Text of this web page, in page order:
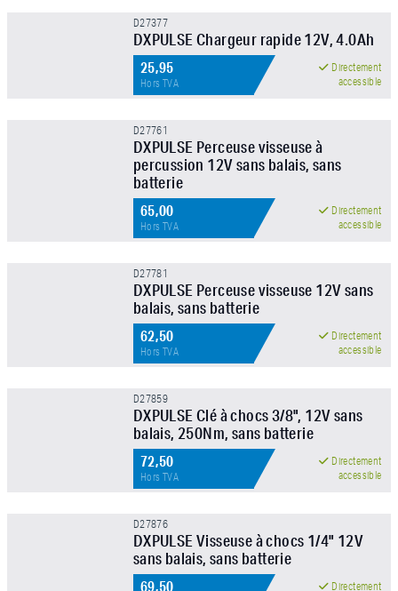
APPLIQUER LE FILTRE
D27377
DXPULSE Chargeur rapide 12V, 4.0Ah
25,95
Hors TVA
Directement
accessible
D27761
DXPULSE Perceuse visseuse à
percussion 12V sans balais, sans
batterie
65,00
Hors TVA
Directement
accessible
D27781
DXPULSE Perceuse visseuse 12V sans
balais, sans batterie
62,50
Hors TVA
Directement
accessible
D27859
DXPULSE Clé à chocs 3/8", 12V sans
balais, 250Nm, sans batterie
72,50
Hors TVA
Directement
accessible
D27876
DXPULSE Visseuse à chocs 1/4" 12V
sans balais, sans batterie
69,50
Directement